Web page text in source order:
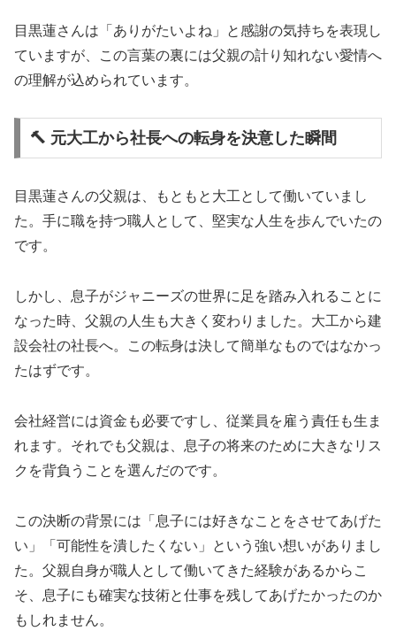
目黒蓮さんは「ありがたいよね」と感謝の気持ちを表現し
ていますが、この言葉の裏には父親の計り知れない愛情へ
の理解が込められています。
🔨 元大工から社長への転身を決意した瞬間
目黒蓮さんの父親は、もともと大工として働いていまし
た。手に職を持つ職人として、堅実な人生を歩んでいたの
です。
しかし、息子がジャニーズの世界に足を踏み入れることに
なった時、父親の人生も大きく変わりました。大工から建
設会社の社長へ。この転身は決して簡単なものではなかっ
たはずです。
会社経営には資金も必要ですし、従業員を雇う責任も生ま
れます。それでも父親は、息子の将来のために大きなリス
クを背負うことを選んだのです。
この決断の背景には「息子には好きなことをさせてあげた
い」「可能性を潰したくない」という強い想いがありまし
た。父親自身が職人として働いてきた経験があるからこ
そ、息子にも確実な技術と仕事を残してあげたかったのか
もしれません。